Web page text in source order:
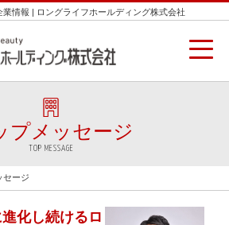
業情報 | ロングライフホールディング株式会社
プメッセージ
TOP MESSAGE
セージ
化し続けるロ